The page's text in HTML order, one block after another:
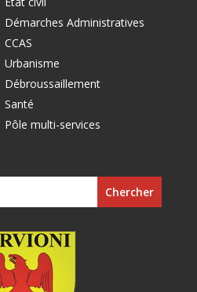
Démarches Administratives
CCAS
Urbanisme
Débroussaillement
Santé
Pôle multi-services